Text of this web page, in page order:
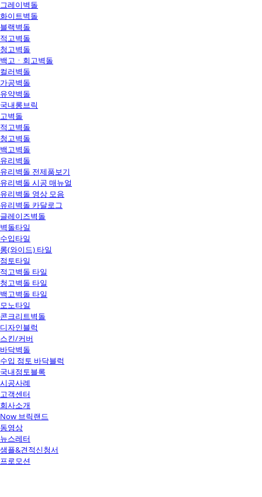
그레이벽돌
화이트벽돌
블랙벽돌
적고벽돌
청고벽돌
백고ㆍ회고벽돌
컬러벽돌
가공벽돌
유약벽돌
국내롱브릭
고벽돌
적고벽돌
청고벽돌
백고벽돌
유리벽돌
유리벽돌 전제품보기
유리벽돌 시공 매뉴얼
유리벽돌 영상 모음
유리벽돌 카달로그
글레이즈벽돌
벽돌타일
수입타일
롱(와이드) 타일
점토타일
적고벽돌 타일
청고벽돌 타일
백고벽돌 타일
모노타일
콘크리트벽돌
디자인블럭
스킨/커버
바닥벽돌
수입 점토 바닥블럭
국내점토블록
시공사례
고객센터
회사소개
Now 브릭랜드
동영상
뉴스레터
샘플&견적신청서
프로모션